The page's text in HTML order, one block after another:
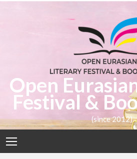
Open
Festival &
(since 2012)